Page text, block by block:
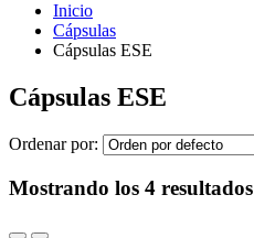
Inicio
Cápsulas
Cápsulas ESE
Cápsulas ESE
Ordenar por:
Mostrando los 4 resultados